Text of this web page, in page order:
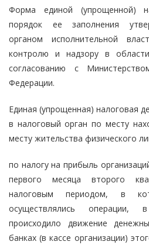
Форма единой (упрощенной)
порядок ее заполнения
органом исполнительной
контролю и надзору в
согласованию с
Федерации.
Единая (упрощенная) налоговая
в налоговый орган по месту
месту жительства физического
по налогу на прибыль
первого месяца второго
налоговым периодом, в
осуществлялись операции,
происходило движение
банках (в кассе организации)